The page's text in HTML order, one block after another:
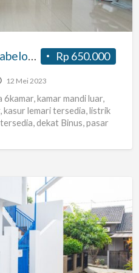
Rp 650.000
Kost jalan Adam Rawabelong gg Masjid Nurul Latief
12 Mei 2023
kamar mandi luar,
lemari tersedia, listrik
dekat Binus, pasar